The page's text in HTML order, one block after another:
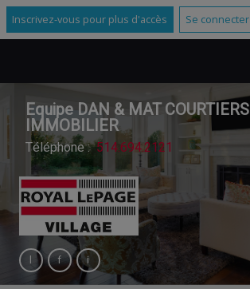
Inscrivez-vous pour plus d'accès Se connecter
Equipe DAN & MAT COURTIERS
IMMOBILIER
Téléphone :514.694.2121